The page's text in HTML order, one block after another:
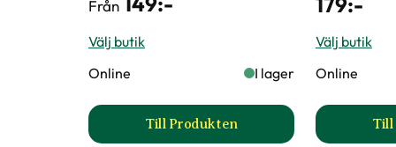
Från
Välj butik
Online
I lager
Till Produkten
till AlgRent Finalsan
Välj butik
Online
Till